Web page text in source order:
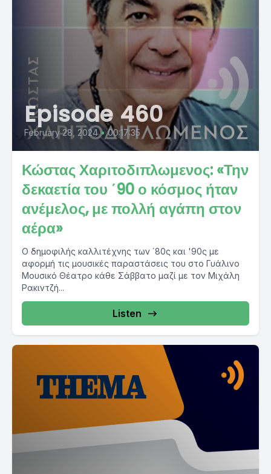
Episode 460
February 28, 2024 • 00:17:35
Κώστας Χαριτοδιπλωμενος: «Την
δεκαετία του ΄90 ο κόσμος ήταν
ανέμελος, με πολλή αγάπη στον
αέρα»
Ο δημοφιλής καλλιτέχνης των ΄80ς και '90ς με
αφορμή τις μουσικές παραστάσεις του στο Γυάλινο
Μουσικό Θέατρο κάθε Σάββατο μαζί με τον Μιχάλη
Ρακιντζή...
Listen